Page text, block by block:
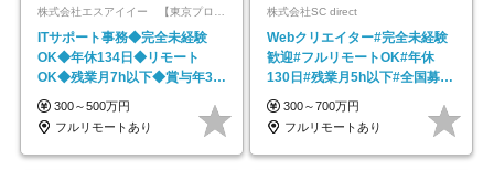
ITサポート事務◆完全未経験
OK◆年休134日◆リモート
OK◆残業月7h以下◆賞与年3回
◆5年目まで必ず昇給
300～500万円
フルリモートあり
株式会社SC direct
Webクリエイター#完全未経験
歓迎#フルリモートOK#年休
130日#残業月5h以下#全国募集
#最大1年の研修
300～700万円
フルリモートあり